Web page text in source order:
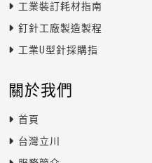
關於我們
首頁
台灣立川
工業裝訂耗材指南
釘針工廠製造製程
工業U型針採購指